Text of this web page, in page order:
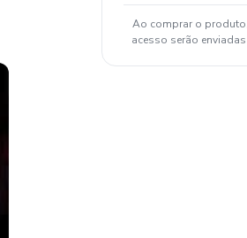
Ao comprar o
acesso serão